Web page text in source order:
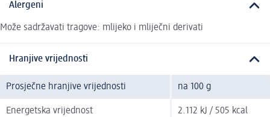
Alergeni
Može sadržavati tragove: mlijeko i mliječni derivati
Hranjive vrijednosti
Prosječne hranjive vrijednosti na 100 g
Energetska vrijednost 2.112 kJ / 505 kcal